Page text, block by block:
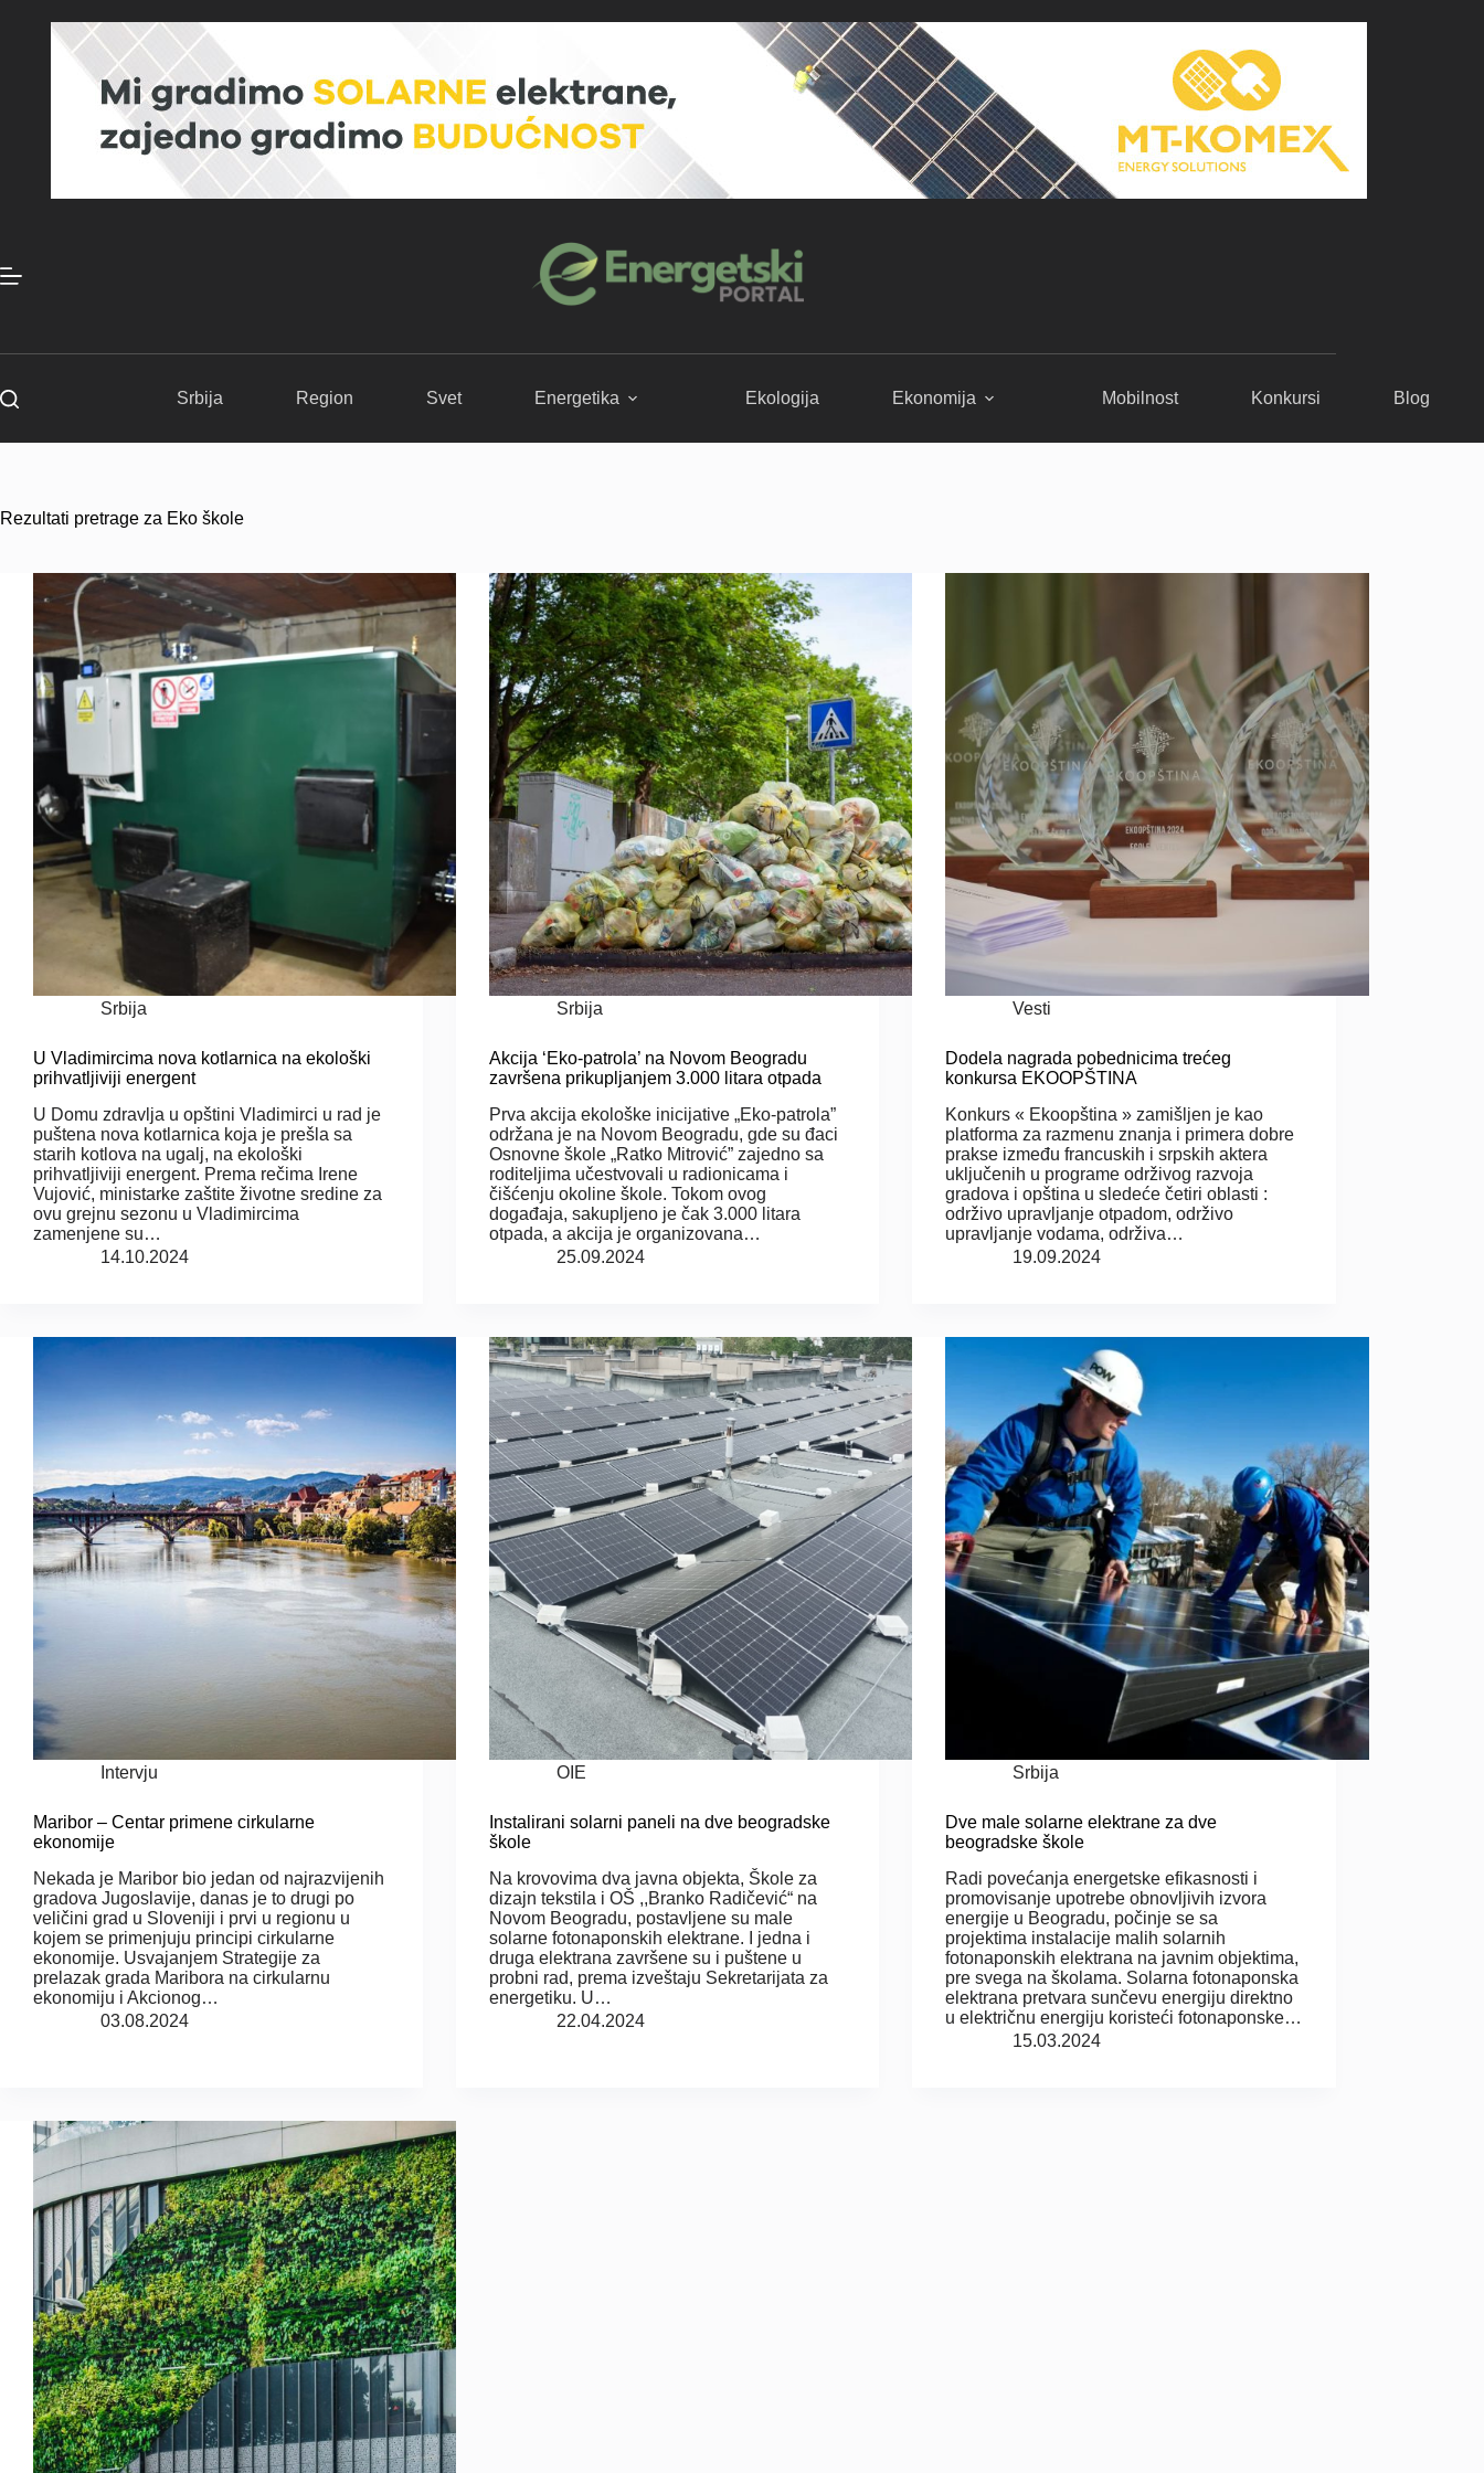
Srbija Region Svet Energetika Ekologija Ekonomija Mobilnost Konkursi Blog
Rezultati pretrage za Eko škole
Srbija
U Vladimircima nova kotlarnica na ekološki
prihvatljiviji energent
U Domu zdravlja u opštini Vladimirci u rad je
puštena nova kotlarnica koja je prešla sa
starih kotlova na ugalj, na ekološki
prihvatljiviji energent. Prema rečima Irene
Vujović, ministarke zaštite životne sredine za
ovu grejnu sezonu u Vladimircima
zamenjene su…
14.10.2024
Srbija
Akcija ‘Eko-patrola’ na Novom Beogradu
završena prikupljanjem 3.000 litara otpada
Prva akcija ekološke inicijative „Eko-patrola”
održana je na Novom Beogradu, gde su đaci
Osnovne škole „Ratko Mitrović” zajedno sa
roditeljima učestvovali u radionicama i
čišćenju okoline škole. Tokom ovog
događaja, sakupljeno je čak 3.000 litara
otpada, a akcija je organizovana…
25.09.2024
Vesti
Dodela nagrada pobednicima trećeg
konkursa EKOOPŠTINA
Konkurs « Ekoopština » zamišljen je kao
platforma za razmenu znanja i primera dobre
prakse između francuskih i srpskih aktera
uključenih u programe održivog razvoja
gradova i opština u sledeće četiri oblasti :
održivo upravljanje otpadom, održivo
upravljanje vodama, održiva…
19.09.2024
Intervju
Maribor – Centar primene cirkularne
ekonomije
Nekada je Maribor bio jedan od najrazvijenih
gradova Jugoslavije, danas je to drugi po
veličini grad u Sloveniji i prvi u regionu u
kojem se primenjuju principi cirkularne
ekonomije. Usvajanjem Strategije za
prelazak grada Maribora na cirkularnu
ekonomiju i Akcionog…
03.08.2024
OIE
Instalirani solarni paneli na dve beogradske
škole
Na krovovima dva javna objekta, Škole za
dizajn tekstila i OŠ ,,Branko Radičević“ na
Novom Beogradu, postavljene su male
solarne fotonaponskih elektrane. I jedna i
druga elektrana završene su i puštene u
probni rad, prema izveštaju Sekretarijata za
energetiku. U…
22.04.2024
Srbija
Dve male solarne elektrane za dve
beogradske škole
Radi povećanja energetske efikasnosti i
promovisanje upotrebe obnovljivih izvora
energije u Beogradu, počinje se sa
projektima instalacije malih solarnih
fotonaponskih elektrana na javnim objektima,
pre svega na školama. Solarna fotonaponska
elektrana pretvara sunčevu energiju direktno
u električnu energiju koristeći fotonaponske…
15.03.2024